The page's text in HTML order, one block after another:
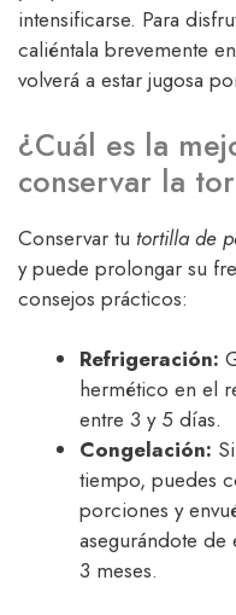
intensificarse. Para
caliéntala brevemente
volverá a estar jugosa
¿Cuál es la
conservar la
Conservar tu tortilla de
y puede prolongar su
consejos prácticos:
Refrigeración:
hermético en el
entre 3 y 5 días.
Congelación:
tiempo, puedes
porciones y
asegurándote de
3 meses.